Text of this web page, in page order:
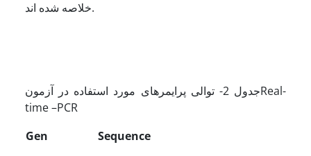
خلاصه شده اند.
جدول 2- توالی پرایمرهای مورد استفاده در آزمونReal-
time –PCR
Gen Sequence